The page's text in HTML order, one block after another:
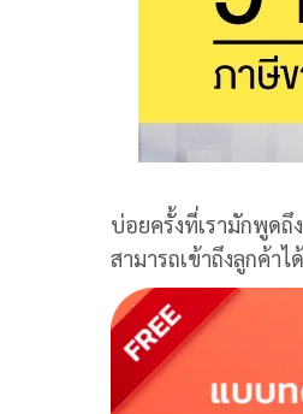
บ่อยครั้งที่เรามักพูด
สามารถเข้าถึงลูกค้า